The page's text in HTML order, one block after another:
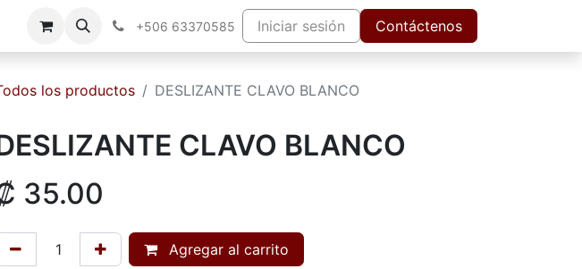
+506 63370585 Iniciar sesión Contáctenos
los productos DESLIZANTE CLAVO BLANCO
CLAVO BLANCO
35.00
Agregar al carrito